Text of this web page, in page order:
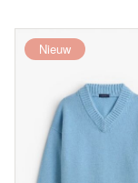
Nieuw